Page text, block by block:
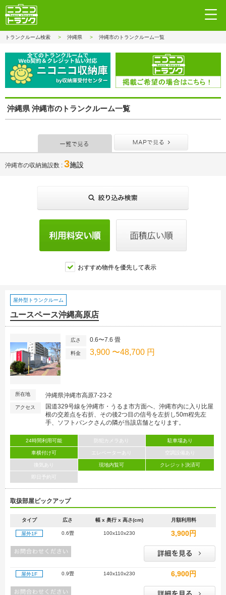
トランクルーム検索 沖縄県 沖縄市のトランクルーム一覧
沖縄県 沖縄市のトランクルーム一覧
沖縄市の収納施設数 3施設
おすすめ物件を優先して表示
屋外型トランクルーム
ユースペース沖縄高原店
広さ 0.6〜7.6 畳
料金 3,900 〜48,700 円
所在地 沖縄県沖縄市高原7-23-2
アクセス
国道329号線を沖縄市・うるま市方面へ、沖縄市内に入り比屋
根の交差点を右折、その後2つ目の信号を左折し50m程先左
手、ソフトバンクさんの隣が当該店舗となります。
24時間利用可能 防犯カメラあり 駐車場あり
車横付け可 エレベーターあり 空調設備あり
換気あり 現地内覧可 クレジット決済可
即日予約可
取扱部屋ピックアップ
タイプ 広さ 幅 x 奥行 x 高さ(cm) 月額利用料
屋外1F 0.6畳 100x110x230 3,900円
屋外1F 0.9畳 140x110x230 6,900円